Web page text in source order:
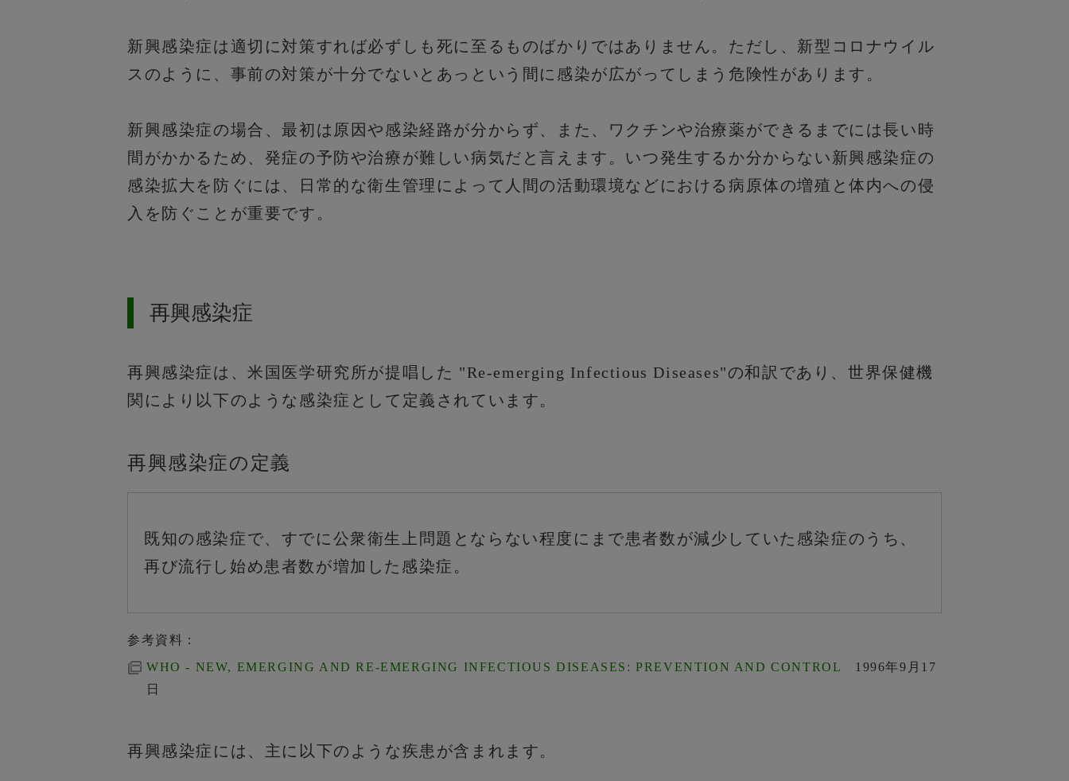
新興感染症は適切に対策すれば必ずしも死に至るものばかりではありません。ただし、新型コロナウイル
スのように、事前の対策が十分でないとあっという間に感染が広がってしまう危険性があります。
新興感染症の場合、最初は原因や感染経路が分からず、また、ワクチンや治療薬ができるまでには長い時
間がかかるため、発症の予防や治療が難しい病気だと言えます。いつ発生するか分からない新興感染症の
感染拡大を防ぐには、日常的な衛生管理によって人間の活動環境などにおける病原体の増殖と体内への侵
入を防ぐことが重要です。
再興感染症
再興感染症は、米国医学研究所が提唱した "Re-emerging Infectious Diseases"の和訳であり、世界保健機
関により以下のような感染症として定義されています。
再興感染症の定義
既知の感染症で、すでに公衆衛生上問題とならない程度にまで患者数が減少していた感染症のうち、
再び流行し始め患者数が増加した感染症。
参考資料：
WHO - NEW, EMERGING AND RE-EMERGING INFECTIOUS DISEASES: PREVENTION AND CONTROL 1996年9月17
日
再興感染症には、主に以下のような疾患が含まれます。